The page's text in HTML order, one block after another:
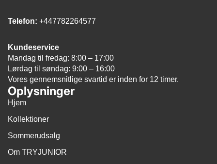
Telefon: +447782264577
Kundeservice
Mandag til fredag: 8:00 – 17:00
Lørdag til søndag: 9:00 – 16:00
Vores gennemsnitlige svartid er inden for 12 timer.
Oplysninger
Hjem
Kollektioner
Sommerudsalg
Om TRYJUNIOR